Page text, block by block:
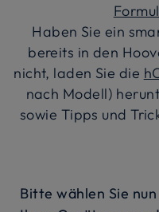
Haben Sie ein
bereits in den
nicht, laden Sie die
nach Modell)
sowie Tipps und
Bitte wählen Sie